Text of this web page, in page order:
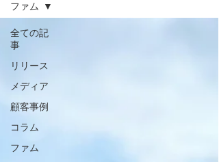
全ての記
事
リリース
メディア
顧客事例
コラム
ファム
ファム